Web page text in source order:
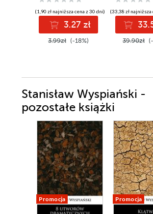
(1,90 zł najniższa cena z 30 dni)
3.27 zł
3.99zł (-18%)
(33,38 zł najniższa
39.90zł
Stanisław Wyspiański -
pozostałe książki
Promocja Promocja